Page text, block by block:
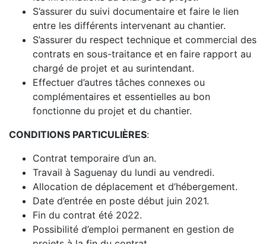
S’assurer du suivi documentaire et faire le lien
entre les différents intervenant au chantier.
S’assurer du respect technique et commercial des
contrats en sous-traitance et en faire rapport au
chargé de projet et au surintendant.
Effectuer d’autres tâches connexes ou
complémentaires et essentielles au bon
fonctionne du projet et du chantier.
CONDITIONS PARTICULIÈRES:
Contrat temporaire d’un an.
Travail à Saguenay du lundi au vendredi.
Allocation de déplacement et d’hébergement.
Date d’entrée en poste début juin 2021.
Fin du contrat été 2022.
Possibilité d’emploi permanent en gestion de